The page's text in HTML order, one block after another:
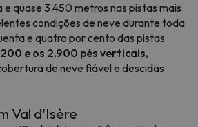
e quase 3.450 metros nas pistas mais
condições de neve durante toda
e quatro por cento das pistas
e os 2.900 pés verticais,
de neve fiável e descidas
Val d'Isère